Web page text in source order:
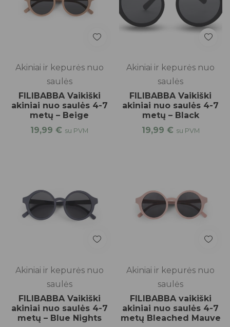
Akiniai ir kepurės nuo
saulės
FILIBABBA Vaikiški
akiniai nuo saulės 4-7
metų – Beige
19,99€ su PVM
Akiniai ir kepurės nuo
saulės
FILIBABBA Vaikiški
akiniai nuo saulės 4-7
metų – Black
19,99 € su PVM
Akiniai ir kepurės nuo
saulės
FILIBABBA Vaikiški
akiniai nuo saulės 4-7
metų – Blue Nights
Akiniai ir kepurės nuo
saulės
FILIBABBA vaikiški
akiniai nuo saulės 4-7
metų Bleached Mauve